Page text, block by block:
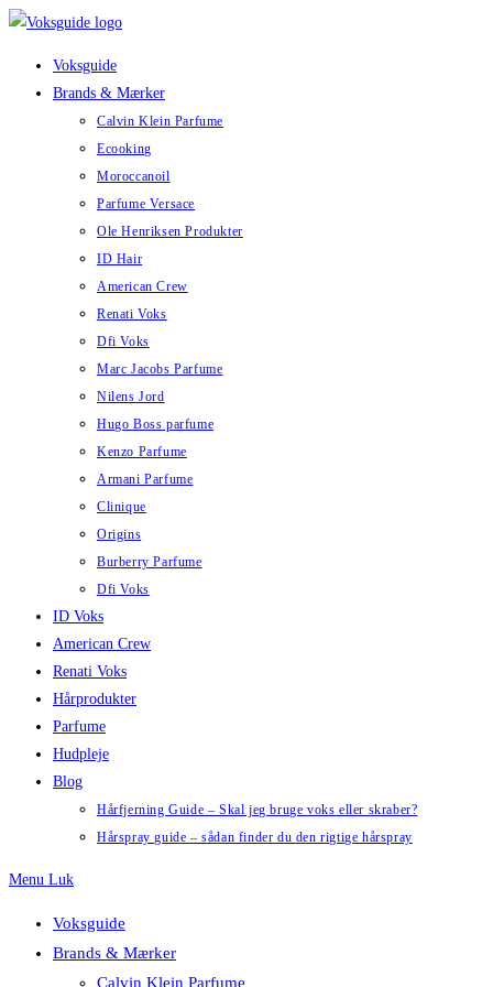
Skip
Voksguide
Brands & Mærker
Calvin Klein Parfume
Ecooking
Moroccanoil
Parfume Versace
Ole Henriksen Produkter
ID Hair
American Crew
Renati Voks
Dfi Voks
Marc Jacobs Parfume
Nilens Jord
Hugo Boss parfume
Kenzo Parfume
Armani Parfume
Clinique
Origins
Burberry Parfume
Dfi Voks
ID Voks
American Crew
Renati Voks
Hårprodukter
Parfume
Hudpleje
Blog
Hårfjerning Guide – Skal jeg bruge voks eller skraber?
Hårspray guide – sådan finder du den rigtige hårspray
Menu Luk
Voksguide
Brands & Mærker
Calvin Klein Parfume